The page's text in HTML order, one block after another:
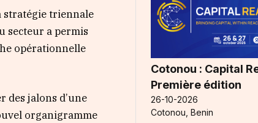
stratégie triennale
secteur a permis
opérationnelle
des jalons d’une
organigramme
Cotonou : Capital
Première édition
26-10-2026
Cotonou, Benin